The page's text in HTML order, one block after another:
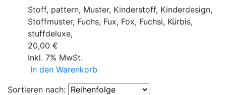
Stoff, pattern, Muster, Kinderstoff, Kinderdesign,
Stoffmuster, Fuchs, Fux, Fox, Fuchsi, Kürbis,
stuffdeluxe,
20,00 €
Inkl. 7% MwSt.
In den Warenkorb
Sortieren nach: